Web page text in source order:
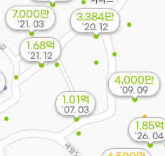
1.85억
'26. 04
1.68억
'21. 12
7,000만
'21. 03
3,384만
'20. 12
4,000만
'09. 09
1.01억
'07. 03